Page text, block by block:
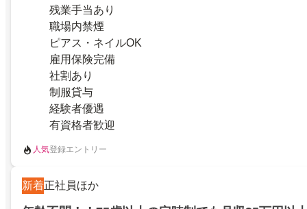
残業手当あり
職場内禁煙
ピアス・ネイルOK
雇用保険完備
社割あり
制服貸与
経験者優遇
有資格者歓迎
人気登録エントリー
新着正社員ほか